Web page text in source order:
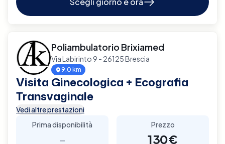
Poliambulatorio Brixiamed
Via Labirinto 9 - 26125 Brescia
9.0 km
Visita Ginecologica + Ecografia
Transvaginale
Vedi altre prestazioni
Prima disponibilità
-
Prezzo
130€